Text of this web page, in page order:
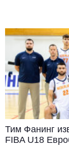
Тим Фанинг
FIBA U18